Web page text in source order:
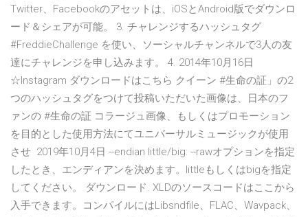
Twitter、Facebookのアセットは、iOSとAndroid版でダウンロ
ード＆シェアが可能。 3. チャレンジするハッシュタグ
#FreddieChallenge を使い、ソーシャルチャンネルで3人の友
達にチャレンジを申し込みます。 4. 2014年10月16日
☆Instagram ダウンロードはこちら クイーン #生命の証」の2
つのハッシュタグをつけて投稿いただいた画像は、日本のフ
ァンの #生命の証 コラージュ画像、もしくはプロモーション
を目的とした使用方法にてユニバーサルミュージックが使用
させ 2019年10月4日 --endian little/big: --rawオプションを指定
したとき、エンディアンを決めます。littleもしくはbigを指定
してください。 ダウンロード. XLDのソースコードはここから
入手できます。コンパイルにはLibsndfile、FLAC、Wavpack、